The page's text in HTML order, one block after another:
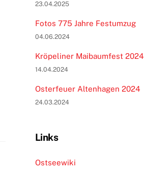
23.04.2025
Fotos 775 Jahre Festumzug
04.06.2024
Kröpeliner Maibaumfest 2024
14.04.2024
Osterfeuer Altenhagen 2024
24.03.2024
Links
Ostseewiki